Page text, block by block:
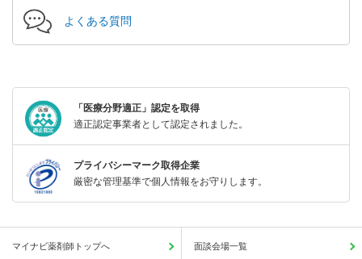
よくある質問
「医療分野適正」認定を取得
適正認定事業者として認定されました。
プライバシーマーク取得企業
厳密な管理基準で個人情報をお守りします。
マイナビ薬剤師トップへ 面談会場一覧